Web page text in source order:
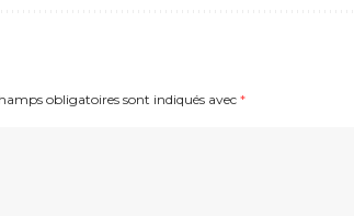
obligatoires sont indiqués avec *